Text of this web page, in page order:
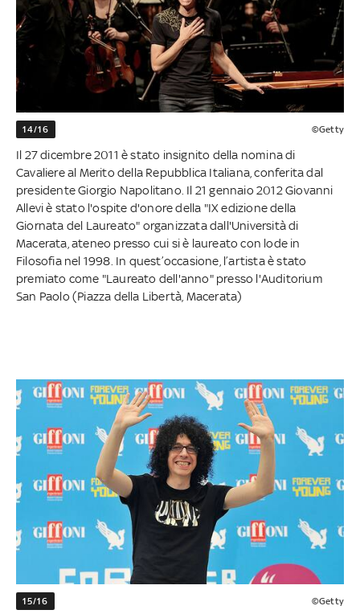
14/16 ©Getty
Il 27 dicembre 2011 è stato insignito della nomina di
Cavaliere al Merito della Repubblica Italiana, conferita dal
presidente Giorgio Napolitano. Il 21 gennaio 2012 Giovanni
Allevi è stato l'ospite d'onore della "IX edizione della
Giornata del Laureato" organizzata dall'Università di
Macerata, ateneo presso cui si è laureato con lode in
Filosofia nel 1998. In quest’occasione, l’artista è stato
premiato come "Laureato dell'anno" presso l'Auditorium
San Paolo (Piazza della Libertà, Macerata)
15/16 ©Getty